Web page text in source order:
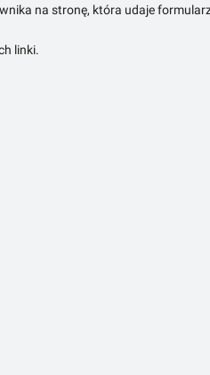
na stronę, która udaje
linki.